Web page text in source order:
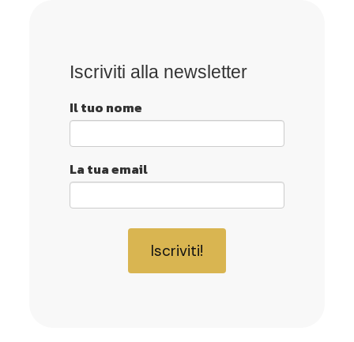
Iscriviti alla newsletter
Il tuo nome
La tua email
Iscriviti!